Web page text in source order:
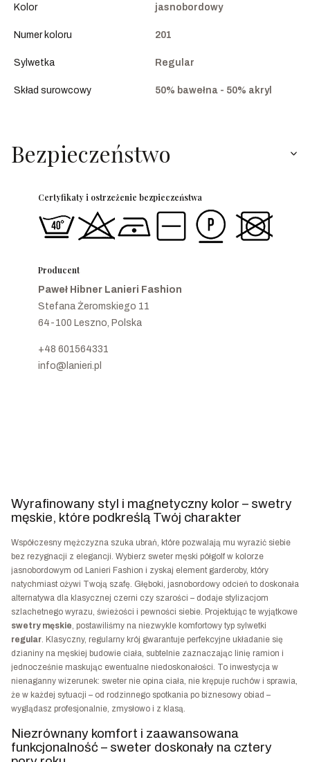
Kolor jasnobordowy
Numer koloru 201
Sylwetka Regular
Skład surowcowy 50% bawełna - 50% akryl
Bezpieczeństwo
Certyfikaty i ostrzeżenie bezpieczeństwa
Producent
Paweł Hibner Lanieri Fashion
Stefana Żeromskiego 11
64-100 Leszno, Polska
+48 601564331
info@lanieri.pl
Wyrafinowany styl i magnetyczny kolor – swetry
męskie, które podkreślą Twój charakter
Współczesny mężczyzna szuka ubrań, które pozwalają mu wyrazić siebie
bez rezygnacji z elegancji. Wybierz sweter męski półgolf w kolorze
jasnobordowym od Lanieri Fashion i zyskaj element garderoby, który
natychmiast ożywi Twoją szafę. Głęboki, jasnobordowy odcień to doskonała
alternatywa dla klasycznej czerni czy szarości – dodaje stylizacjom
szlachetnego wyrazu, świeżości i pewności siebie. Projektując te wyjątkowe
swetry męskie, postawiliśmy na niezwykle komfortowy typ sylwetki
regular. Klasyczny, regularny krój gwarantuje perfekcyjne układanie się
dzianiny na męskiej budowie ciała, subtelnie zaznaczając linię ramion i
jednocześnie maskując ewentualne niedoskonałości. To inwestycja w
nienaganny wizerunek: sweter nie opina ciała, nie krępuje ruchów i sprawia,
że w każdej sytuacji – od rodzinnego spotkania po biznesowy obiad –
wyglądasz profesjonalnie, zmysłowo i z klasą.
Niezrównany komfort i zaawansowana
funkcjonalność – sweter doskonały na cztery